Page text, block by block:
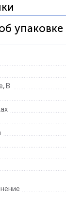
упаковке
В